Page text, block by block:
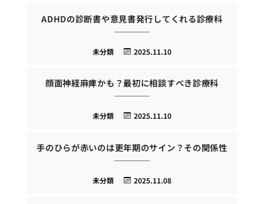
ADHDの診断書や意見書発行してくれる診療科
2025.11.10
未分類
顔面神経麻痺かも？最初に相談すべき診療科
2025.11.10
未分類
手のひらが赤いのは更年期のサイン？その関係性
2025.11.08
未分類